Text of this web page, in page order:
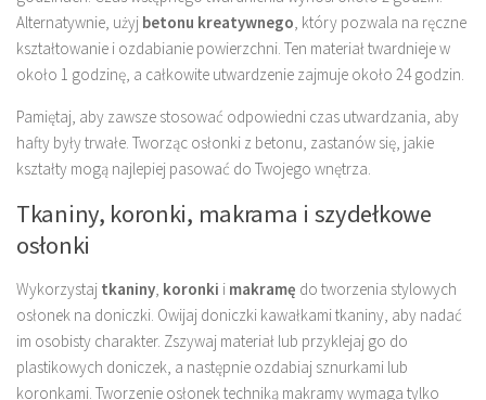
Alternatywnie, użyj betonu kreatywnego, który pozwala na ręczne
kształtowanie i ozdabianie powierzchni. Ten materiał twardnieje w
około 1 godzinę, a całkowite utwardzenie zajmuje około 24 godzin.
Pamiętaj, aby zawsze stosować odpowiedni czas utwardzania, aby
hafty były trwałe. Tworząc osłonki z betonu, zastanów się, jakie
kształty mogą najlepiej pasować do Twojego wnętrza.
Tkaniny, koronki, makrama i szydełkowe
osłonki
Wykorzystaj tkaniny, koronki i makramę do tworzenia stylowych
osłonek na doniczki. Owijaj doniczki kawałkami tkaniny, aby nadać
im osobisty charakter. Zszywaj materiał lub przyklejaj go do
plastikowych doniczek, a następnie ozdabiaj sznurkami lub
koronkami. Tworzenie osłonek techniką makramy wymaga tylko